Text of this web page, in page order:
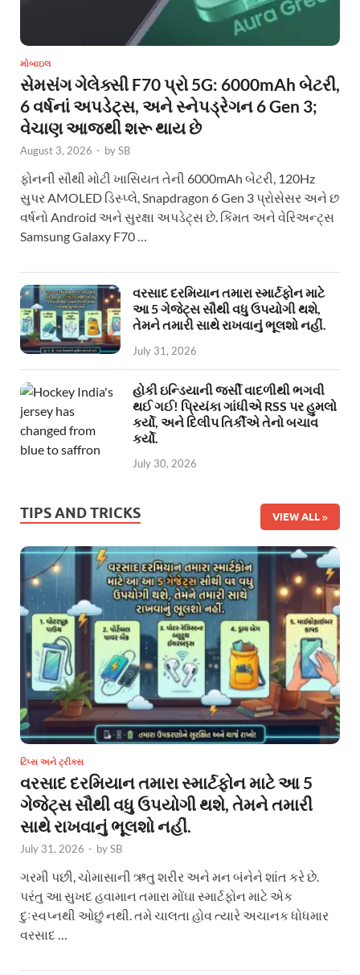
મોબાઇલ
સેમસંગ ગેલેક્સી F70 પ્રો 5G: 6000mAh બેટરી,
6 વર્ષનાં અપડેટ્સ, અને સ્નેપડ્રેગન 6 Gen 3;
વેચાણ આજથી શરૂ થાય છે
August 3, 2026 - bySB
ફોનની સૌથી મોટી ખાસિયત તેની 6000mAh બેટરી, 120Hz
સુપર AMOLED ડિસ્પ્લે, Snapdragon 6 Gen 3 પ્રોસેસર અને છ
વર્ષનો Android અને સુરક્ષા અપડેટ્સ છે. કિંમત અને વેરિઅન્ટ્સ
Samsung Galaxy F70 …
વરસાદ દરમિયાન તમારા સ્માર્ટફોન માટે
આ 5 ગેજેટ્સ સૌથી વધુ ઉપયોગી થશે,
તેમને તમારી સાથે રાખવાનું ભૂલશો નહીં.
July 31, 2026
હોકી ઇન્ડિયાની જર્સી વાદળીથી ભગવી
થઈ ગઈ! પ્રિયંકા ગાંધીએ RSS પર હુમલો
કર્યો, અને દિલીપ તિર્કીએ તેનો બચાવ
કર્યો.
July 30, 2026
TIPS AND TRICKS VIEW ALL
ટિપ્સ અને ટ્રીક્સ
વરસાદ દરમિયાન તમારા સ્માર્ટફોન માટે આ 5
ગેજેટ્સ સૌથી વધુ ઉપયોગી થશે, તેમને તમારી
સાથે રાખવાનું ભૂલશો નહીં.
July 31, 2026 - bySB
ગરમી પછી, ચોમાસાની ઋતુ શરીર અને મન બંનેને શાંત કરે છે.
પરંતુ આ સુખદ હવામાન તમારા મોંઘા સ્માર્ટફોન માટે એક
દુઃસ્વપ્નથી ઓછું નથી. તમે ચાલતા હોવ ત્યારે અચાનક ધોધમાર
વરસાદ …